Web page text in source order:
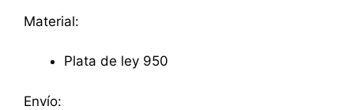
Material:
Plata de ley 950
Envío: